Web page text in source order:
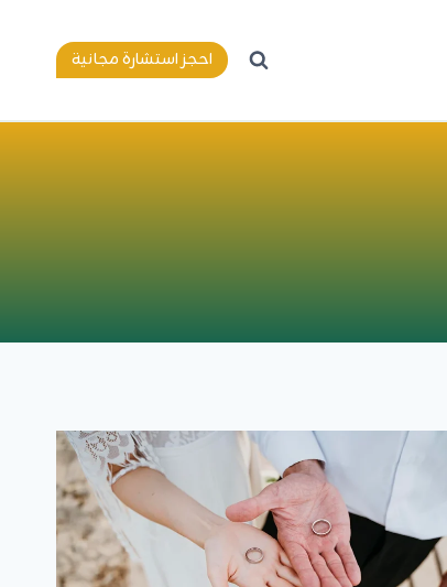
احجز استشارة مجانية